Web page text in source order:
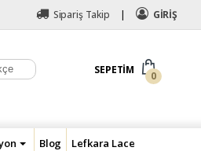
Sipariş Takip GİRİŞ
SEPETIM
0
Blog Lefkara Lace